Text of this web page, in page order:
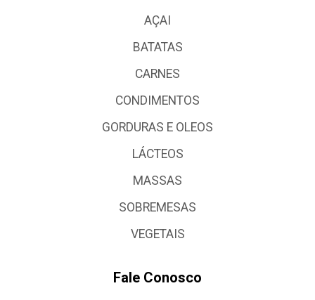
AÇAI
BATATAS
CARNES
CONDIMENTOS
GORDURAS E OLEOS
LÁCTEOS
MASSAS
SOBREMESAS
VEGETAIS
Fale Conosco